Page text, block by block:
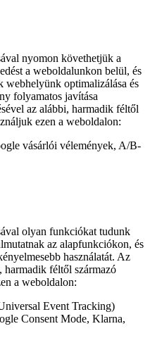
nyomon követhetjük a
a weboldalunkon belül, és
webhelyünk optimalizálása és
folyamatos javítása
az alábbi, harmadik féltől
ezen a weboldalon:
vásárlói vélemények, A/B-
olyan funkciókat tudunk
az alapfunkciókon, és
használatát. Az
harmadik féltől származó
a weboldalon:
Event Tracking)
Consent Mode, Klarna,